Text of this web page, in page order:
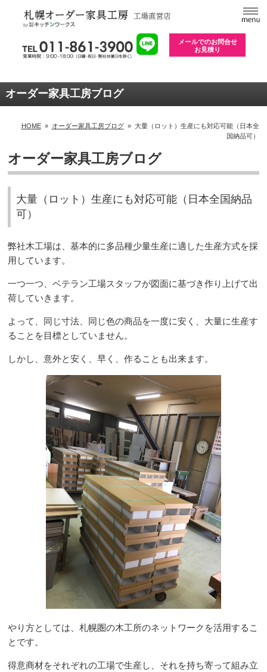
メールでのお問合せ
お見積り
オーダー家具工房ブログ
HOME» オーダー家具工房ブログ» 大量（ロット）生産にも対応可能（日本全
国納品可）
オーダー家具工房ブログ
大量（ロット）生産にも対応可能（日本全国納品
可）
弊社木工場は、基本的に多品種少量生産に適した生産方式を採
用しています。
一つ一つ、ベテラン工場スタッフが図面に基づき作り上げて出
荷していきます。
よって、同じ寸法、同じ色の商品を一度に安く、大量に生産す
ることを目標としていません。
しかし、意外と安く、早く、作ることも出来ます。
やり方としては、札幌圏の木工所のネットワークを活用するこ
とです。
得意商材をそれぞれの工場で生産し、それを持ち寄って組み立